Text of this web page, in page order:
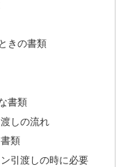
きの書類
書類
しの流れ
類
引渡しの時に必要